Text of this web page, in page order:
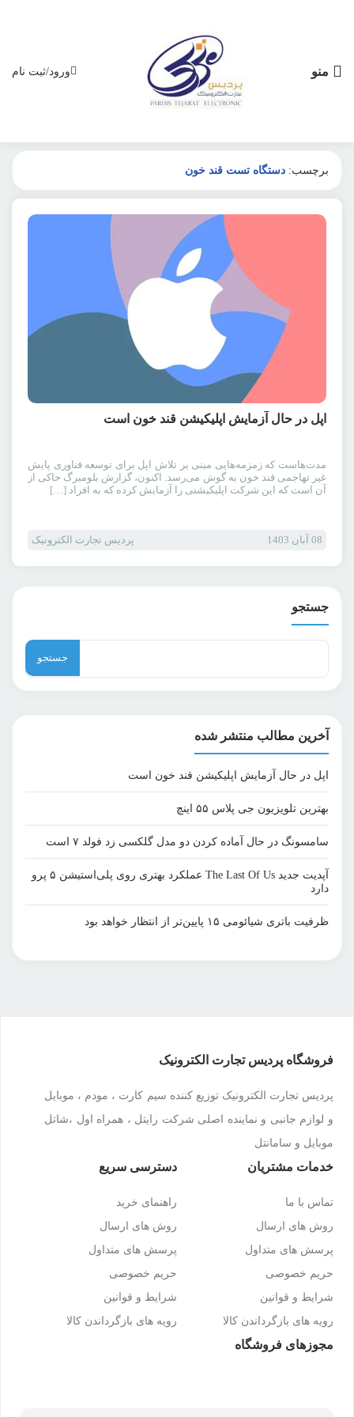
منو ورود/ثبت نام
برچسب: دستگاه تست قند خون
اپل در حال آزمایش اپلیکیشن قند خون است
مدت‌هاست که زمزمه‌هایی مبنی بر تلاش اپل برای توسعه فناوری پایش
غیر تهاجمی قند خون به گوش می‌رسد. اکنون، گزارش بلومبرگ حاکی از
آن است که این شرکت اپلیکیشنی را آزمایش کرده که به افراد […]
08 آبان 1403 پردیس تجارت الکترونیک
جستجو
جستجو
آخرین مطالب منتشر شده
اپل در حال آزمایش اپلیکیشن قند خون است
بهترین تلویزیون جی پلاس ۵۵ اینچ
سامسونگ در حال آماده کردن دو مدل گلکسی زد فولد ۷ است
آپدیت جدید The Last Of Us عملکرد بهتری روی پلی‌استیشن ۵ پرو
دارد
ظرفیت باتری شیائومی ۱۵ پایین‌تر از انتظار خواهد بود
فروشگاه پردیس تجارت الکترونیک
پردیس تجارت الکترونیک توزیع کننده سیم کارت ، مودم ، موبایل
و لوازم جانبی و نماینده اصلی شرکت رایتل ، همراه اول ،شاتل
موبایل و سامانتل
خدمات مشتریان
تماس با ما
روش های ارسال
پرسش های متداول
حریم خصوصی
شرایط و قوانین
رویه های بازگرداندن کالا
دسترسی سریع
راهنمای خرید
روش های ارسال
پرسش های متداول
حریم خصوصی
شرایط و قوانین
رویه های بازگرداندن کالا
مجوزهای فروشگاه